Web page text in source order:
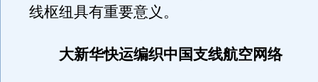
线枢纽具有重要意义。
大新华快运编织中国支线航空网络